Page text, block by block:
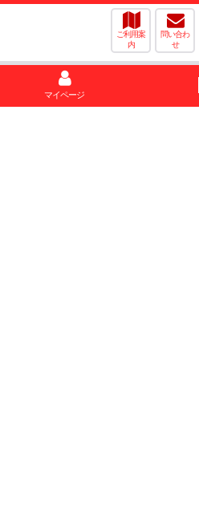
ご利用案
内
問い合わ
せ
マイページ